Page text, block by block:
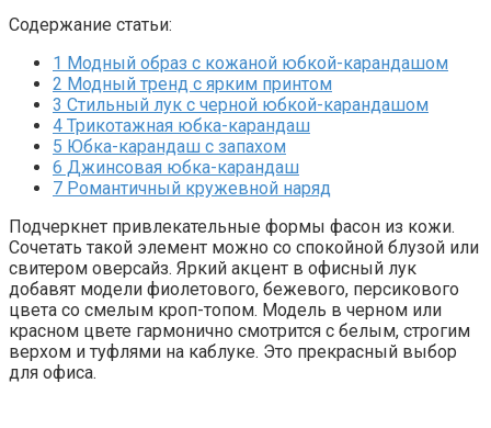
Содержание статьи:
1 Модный образ с кожаной юбкой-карандашом
2 Модный тренд с ярким принтом
3 Стильный лук с черной юбкой-карандашом
4 Трикотажная юбка-карандаш
5 Юбка-карандаш с запахом
6 Джинсовая юбка-карандаш
7 Романтичный кружевной наряд
Подчеркнет привлекательные формы фасон из кожи.
Сочетать такой элемент можно со спокойной блузой или
свитером оверсайз. Яркий акцент в офисный лук
добавят модели фиолетового, бежевого, персикового
цвета со смелым кроп-топом. Модель в черном или
красном цвете гармонично смотрится с белым, строгим
верхом и туфлями на каблуке. Это прекрасный выбор
для офиса.